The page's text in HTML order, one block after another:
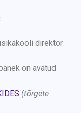
direktor
on avatud
(tõrgete